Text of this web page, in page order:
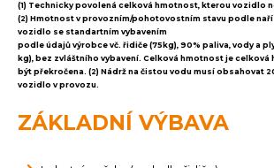
(1) Technicky povolená celková hmotnost, kterou vozidlo
(2) Hmotnost v provozním/pohotovostním stavu podle
vozidlo se standartním vybavením
podle údajů výrobce vč. řidiče (75kg), 90% paliva, vody a
kg), bez zvláštního vybavení. Celková hmotnost je
být překročena. (2) Nádrž na čistou vodu musí obsahovat
vozidlo v provozu.
ZÁKLADNÍ VÝBAVA